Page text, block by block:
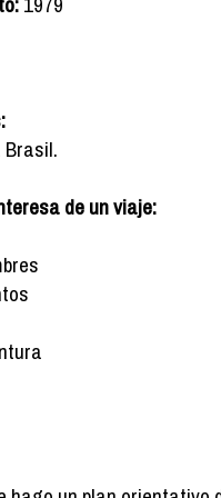
Brasil.
de un viaje: